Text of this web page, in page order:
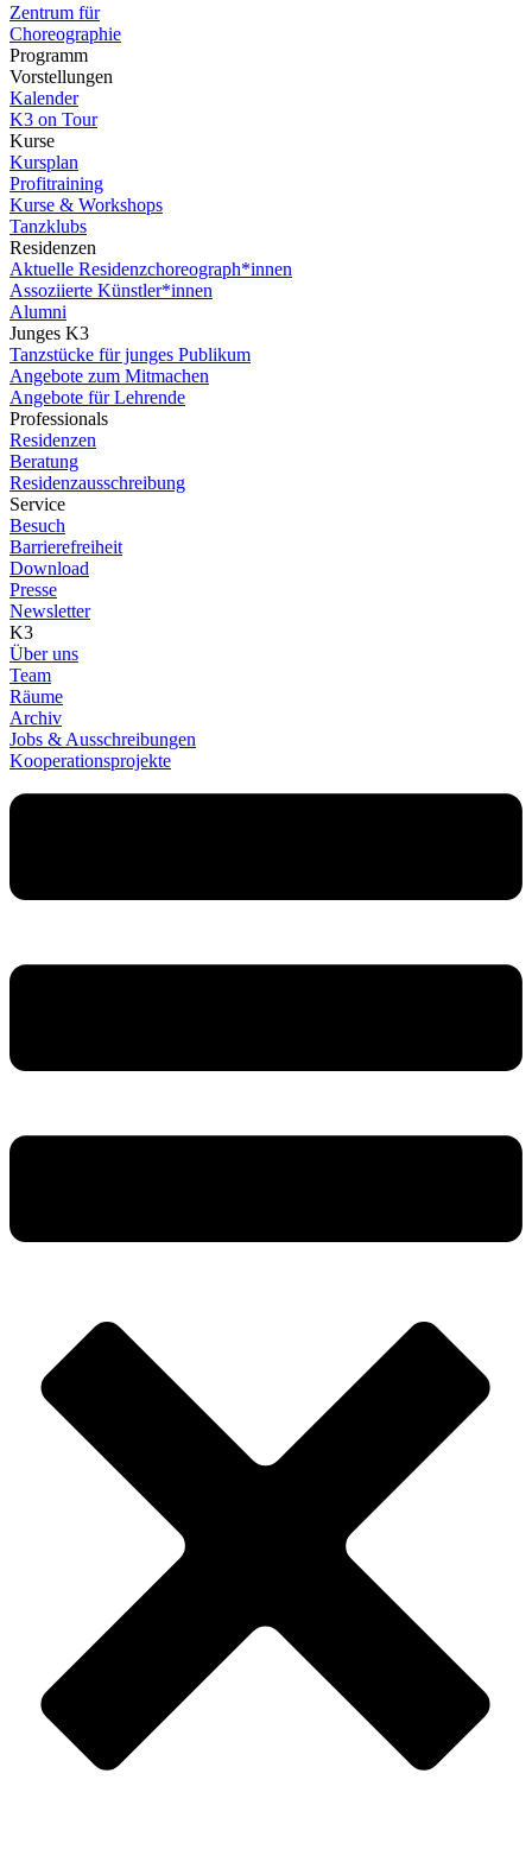
Zentrum für
Choreographie
Programm
Vorstellungen
Kalender
K3 on Tour
Kurse
Kursplan
Profitraining
Kurse & Workshops
Tanzklubs
Residenzen
Aktuelle Residenzchoreograph*innen
Assoziierte Künstler*innen
Alumni
Junges K3
Tanzstücke für junges Publikum
Angebote zum Mitmachen
Angebote für Lehrende
Professionals
Residenzen
Beratung
Residenzausschreibung
Service
Besuch
Barrierefreiheit
Download
Presse
Newsletter
K3
Über uns
Team
Räume
Archiv
Jobs & Ausschreibungen
Kooperationsprojekte